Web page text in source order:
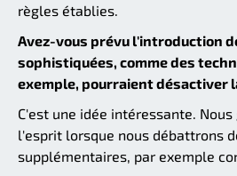
règles établies.
Avez-vous prévu l'introduction
sophistiquées, comme des
exemple, pourraient désactiver
C'est une idée intéressante.
l'esprit lorsque nous débattrons
supplémentaires, par exemple